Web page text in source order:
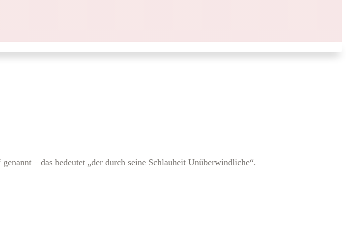
– das bedeutet „der durch seine Schlauheit Unüberwindliche“.